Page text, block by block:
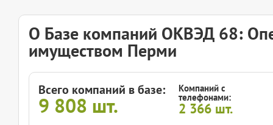
О Базе компаний ОКВЭД 68:
имуществом Перми
Всего компаний в базе:
9 808 шт.
Компаний с
телефонами:
2 366 шт.